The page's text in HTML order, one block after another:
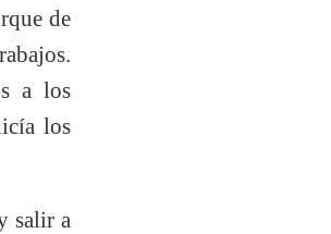
de
a los
los
salir a